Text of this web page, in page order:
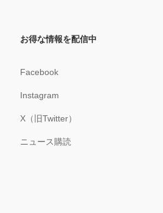
お得な情報を配信中
Facebook
Instagram
X（旧Twitter）
ニュース購読